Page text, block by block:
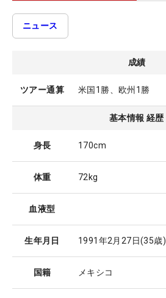
ニュース
成績
ツアー通算 米国1勝、欧州1勝
基本情報 経歴
身長 170cm
体重 72kg
血液型
生年月日 1991年2月27日(35歳)
国籍 メキシコ